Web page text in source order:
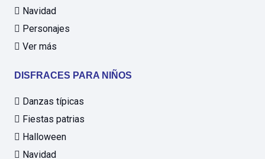
Navidad
Personajes
Ver más
DISFRACES PARA NIÑOS
Danzas típicas
Fiestas patrias
Halloween
Navidad